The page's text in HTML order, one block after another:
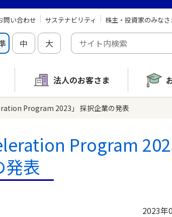
問い合わせ サステナビリティ 株主・投資家のみな
中 大
法人のお客さま
Program 2023」 採択企業の発表
Program
発表
2023年